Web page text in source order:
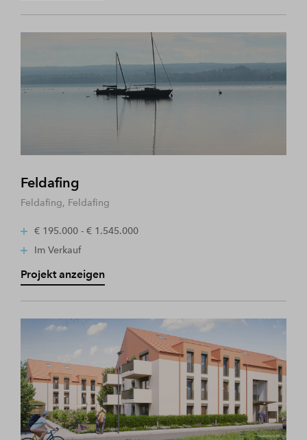
Feldafing
Feldafing, Feldafing
€ 195.000 - € 1.545.000
Im Verkauf
Projekt anzeigen